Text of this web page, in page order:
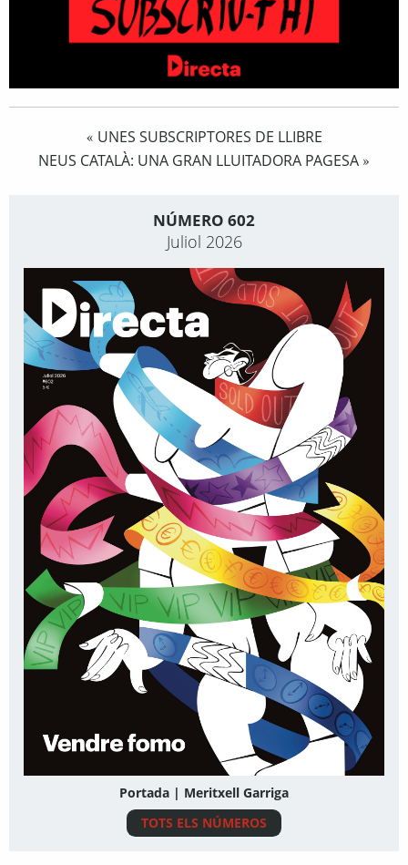
« UNES SUBSCRIPTORES DE LLIBRE
NEUS CATALÀ: UNA GRAN LLUITADORA PAGESA »
NÚMERO 602
Juliol 2026
Portada | Meritxell Garriga
TOTS ELS NÚMEROS